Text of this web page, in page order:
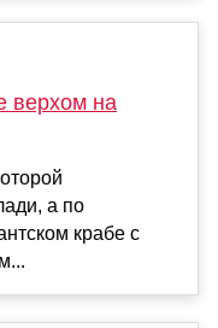
верхом на
а по
крабе с